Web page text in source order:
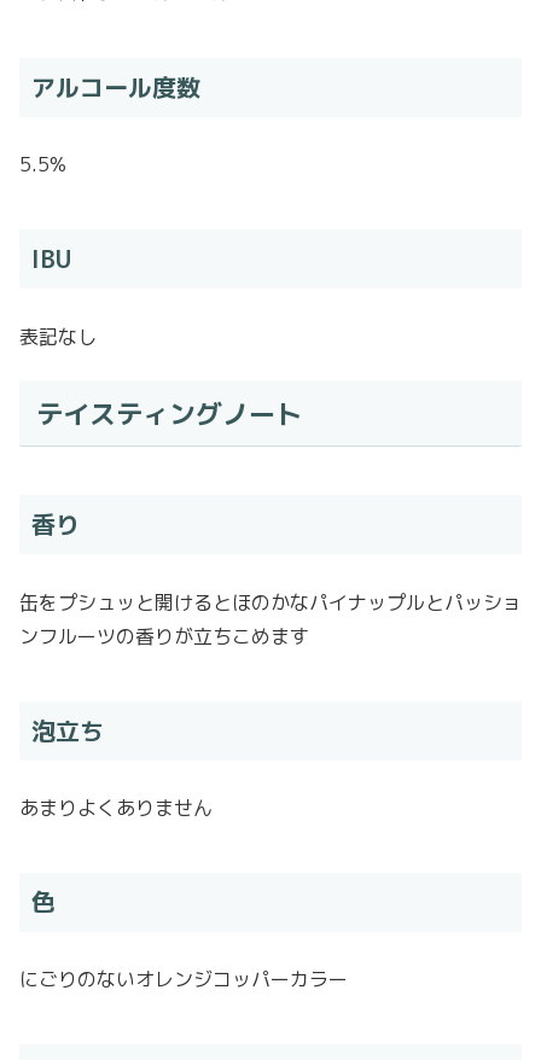
アルコール度数
5.5%
IBU
表記なし
テイスティングノート
香り
缶をプシュッと開けるとほのかなパイナップルとパッショ
ンフルーツの香りが立ちこめます
泡立ち
あまりよくありません
色
にごりのないオレンジコッパーカラー